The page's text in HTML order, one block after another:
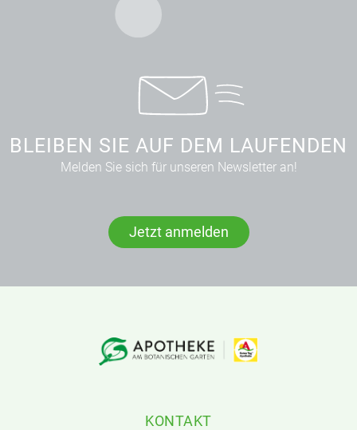
BLEIBEN SIE AUF DEM LAUFENDEN
Melden Sie sich für unseren Newsletter an!
Jetzt anmelden
KONTAKT